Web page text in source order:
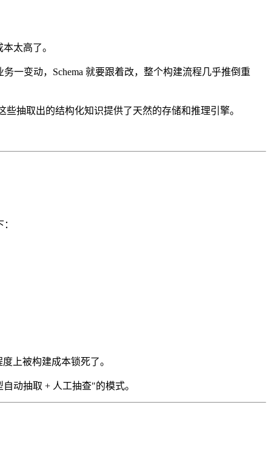
太高了。
一变动，Schema 就要跟着改，整个构建流程几乎推倒重
抽取出的结构化知识提供了天然的存储和推理引擎。
上被构建成本锁死了。
动抽取 + 人工抽查"的模式。